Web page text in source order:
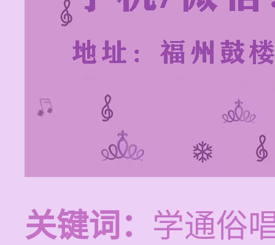
关键词： 学通俗